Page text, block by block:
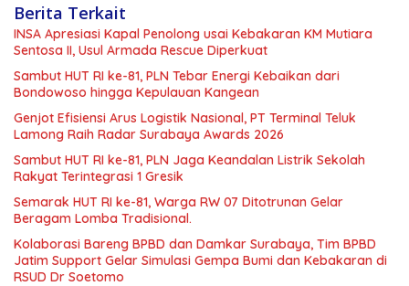
Berita Terkait
INSA Apresiasi Kapal Penolong usai Kebakaran KM Mutiara
Sentosa II, Usul Armada Rescue Diperkuat
Sambut HUT RI ke-81, PLN Tebar Energi Kebaikan dari
Bondowoso hingga Kepulauan Kangean
Genjot Efisiensi Arus Logistik Nasional, PT Terminal Teluk
Lamong Raih Radar Surabaya Awards 2026
Sambut HUT RI ke-81, PLN Jaga Keandalan Listrik Sekolah
Rakyat Terintegrasi 1 Gresik
Semarak HUT RI ke-81, Warga RW 07 Ditotrunan Gelar
Beragam Lomba Tradisional.
Kolaborasi Bareng BPBD dan Damkar Surabaya, Tim BPBD
Jatim Support Gelar Simulasi Gempa Bumi dan Kebakaran di
RSUD Dr Soetomo